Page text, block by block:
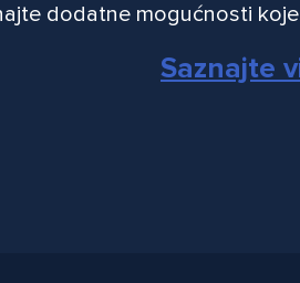
dodatne mogućnosti
Saznajte